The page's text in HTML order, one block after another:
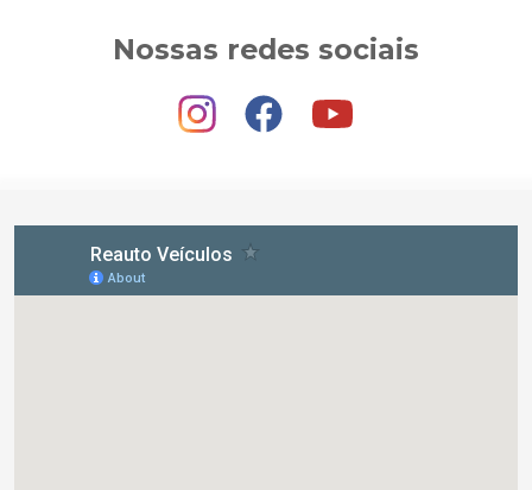
Nossas redes sociais